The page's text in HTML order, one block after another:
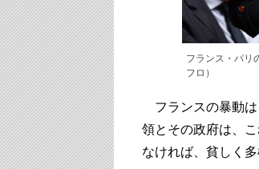
フランス・パリ
フロ）
フランスの暴動は
領とその政府は、
なければ、貧しく